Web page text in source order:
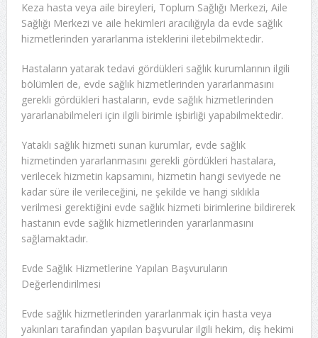
Keza hasta veya aile bireyleri, Toplum Sağlığı Merkezi, Aile
Sağlığı Merkezi ve aile hekimleri aracılığıyla da evde sağlık
hizmetlerinden yararlanma isteklerini iletebilmektedir.
Hastaların yatarak tedavi gördükleri sağlık kurumlarının ilgili
bölümleri de, evde sağlık hizmetlerinden yararlanmasını
gerekli gördükleri hastaların, evde sağlık hizmetlerinden
yararlanabilmeleri için ilgili birimle işbirliği yapabilmektedir.
Yataklı sağlık hizmeti sunan kurumlar, evde sağlık
hizmetinden yararlanmasını gerekli gördükleri hastalara,
verilecek hizmetin kapsamını, hizmetin hangi seviyede ne
kadar süre ile verileceğini, ne şekilde ve hangi sıklıkla
verilmesi gerektiğini evde sağlık hizmeti birimlerine bildirerek
hastanın evde sağlık hizmetlerinden yararlanmasını
sağlamaktadır.
Evde Sağlık Hizmetlerine Yapılan Başvuruların
Değerlendirilmesi
Evde sağlık hizmetlerinden yararlanmak için hasta veya
yakınları tarafından yapılan başvurular ilgili hekim, diş hekimi